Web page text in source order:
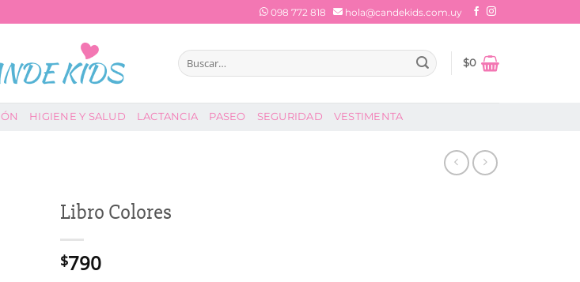
098 772 818 hola@candekids.com.uy
Buscar
por:
$0
HIGIENE Y SALUD LACTANCIA PASEO SEGURIDAD VESTIMENTA
Libro Colores
$790